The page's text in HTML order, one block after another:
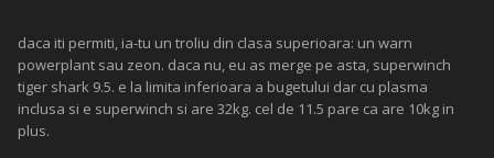
daca iti permiti, ia-tu un troliu din clasa superioara: un warn
powerplant sau zeon. daca nu, eu as merge pe asta, superwinch
tiger shark 9.5. e la limita inferioara a bugetului dar cu plasma
inclusa si e superwinch si are 32kg. cel de 11.5 pare ca are 10kg in
plus.